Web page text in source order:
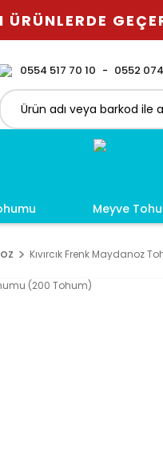
ÜRÜNLERDE
0554 517 70 10 0552 074
Meyve
Kıvırcık Frenk Maydanoz